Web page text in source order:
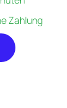
Zahlung